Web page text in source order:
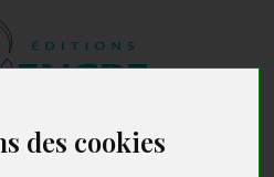
des cookies